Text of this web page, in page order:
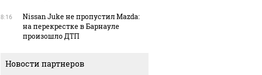
8:16
Nissan Juke не пропустил Mazda:
на перекрестке в Барнауле
произошло ДТП
Новости партнеров